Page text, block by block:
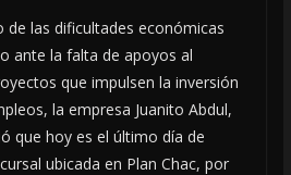
de las dificultades económicas
ante la falta de apoyos al
que impulsen la inversión
la empresa Juanito Abdul,
que hoy es el último día de
ubicada en Plan Chac, por